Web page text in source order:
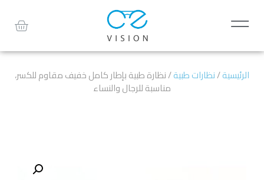
الرئيسية/نظارات طبية/ نظارة طبية بإطار كامل خفيف مقاوم للكسر،
مناسبة للرجال والنساء